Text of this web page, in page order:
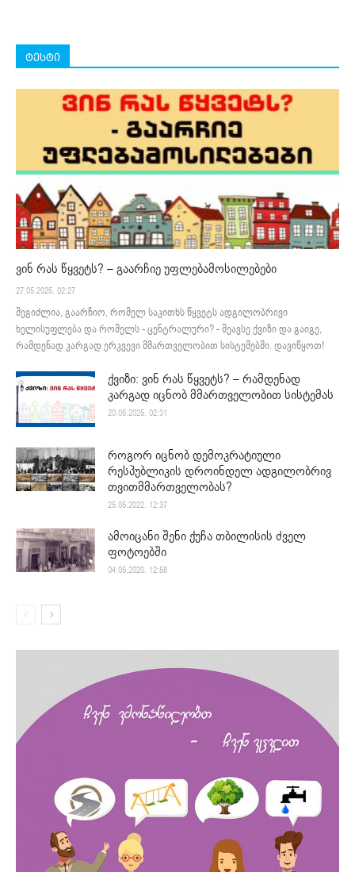
ტესტი
ვინ რას წყვეტს? – გაარჩიე უფლებამოსილებები
27.05.2025. 02:27
შეგიძლია, გაარჩიო, რომელ საკითხს წყვეტს ადგილობრივი
ხელისუფლება და რომელს - ცენტრალური? - შეავსე ქვიზი და გაიგე,
რამდენად კარგად ერკვევი მმართველობით სისტემებში. დავიწყოთ!
ქვიზი: ვინ რას წყვეტს? – რამდენად
კარგად იცნობ მმართველობით სისტემას
20.05.2025. 02:31
როგორ იცნობ დემოკრატიული
რესპუბლიკის დროინდელ ადგილობრივ
თვითმმართველობას?
25.05.2022. 12:37
ამოიცანი შენი ქუჩა თბილისის ძველ
ფოტოებში
04.05.2020. 12:58